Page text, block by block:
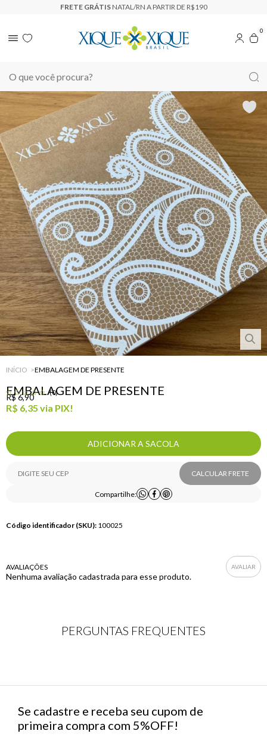
FRETE GRÁTIS NATAL/RN A PARTIR DE R$190
0
INÍCIO EMBALAGEM DE PRESENTE
EMBALAGEM DE PRESENTE
(0)
R$ 6,35 via PIX!
R$ 6,90
ADICIONAR A SACOLA
CALCULAR FRETE
Compartilhe:
Código identificador (SKU):100025
AVALIAÇÕES
Nenhuma avaliação cadastrada para esse produto.
PERGUNTAS FREQUENTES
Se cadastre e receba seu cupom de
primeira compra com 5%OFF!